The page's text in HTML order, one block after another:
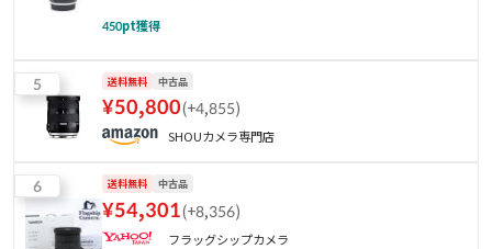
450pt獲得
5 送料無料 中古品
¥50,800(+4,855)
SHOUカメラ専門店
6 送料無料 中古品
¥54,301(+8,356)
フラッグシップカメラ